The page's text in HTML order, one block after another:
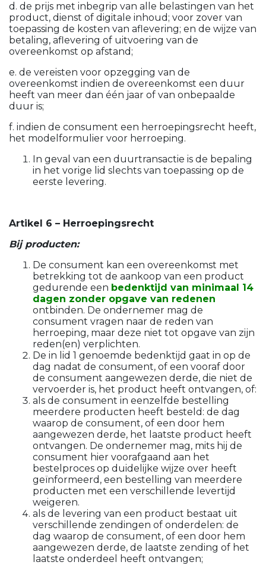
d. de prijs met inbegrip van alle belastingen van het
product, dienst of digitale inhoud; voor zover van
toepassing de kosten van aflevering; en de wijze van
betaling, aflevering of uitvoering van de
overeenkomst op afstand;
e. de vereisten voor opzegging van de
overeenkomst indien de overeenkomst een duur
heeft van meer dan één jaar of van onbepaalde
duur is;
f. indien de consument een herroepingsrecht heeft,
het modelformulier voor herroeping.
In geval van een duurtransactie is de bepaling
in het vorige lid slechts van toepassing op de
eerste levering.
Artikel 6 – Herroepingsrecht
Bij producten:
De consument kan een overeenkomst met
betrekking tot de aankoop van een product
gedurende een bedenktijd van minimaal 14
dagen zonder opgave van redenen
ontbinden. De ondernemer mag de
consument vragen naar de reden van
herroeping, maar deze niet tot opgave van zijn
reden(en) verplichten.
De in lid 1 genoemde bedenktijd gaat in op de
dag nadat de consument, of een vooraf door
de consument aangewezen derde, die niet de
vervoerder is, het product heeft ontvangen, of:
als de consument in eenzelfde bestelling
meerdere producten heeft besteld: de dag
waarop de consument, of een door hem
aangewezen derde, het laatste product heeft
ontvangen. De ondernemer mag, mits hij de
consument hier voorafgaand aan het
bestelproces op duidelijke wijze over heeft
geïnformeerd, een bestelling van meerdere
producten met een verschillende levertijd
weigeren.
als de levering van een product bestaat uit
verschillende zendingen of onderdelen: de
dag waarop de consument, of een door hem
aangewezen derde, de laatste zending of het
laatste onderdeel heeft ontvangen;